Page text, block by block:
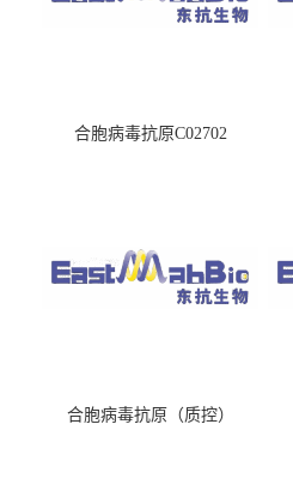
合胞病毒抗原C02702
合胞病毒抗原（质控）